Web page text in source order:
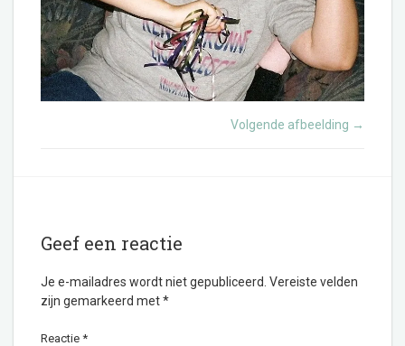
Volgende afbeelding →
Geef een reactie
Je e-mailadres wordt niet gepubliceerd. Vereiste velden
zijn gemarkeerd met*
Reactie *